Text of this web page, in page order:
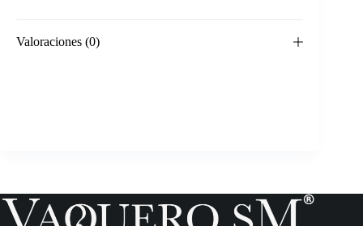
Valoraciones (0)